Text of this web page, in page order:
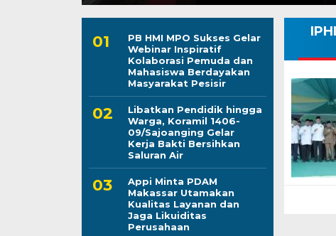
PB HMI MPO Sukses Gelar
Webinar Inspiratif
Kolaborasi Pemuda dan
Mahasiswa Berdayakan
Masyarakat Pesisir
Libatkan Pendidik hingga
Warga, Koramil 1406-
09/Sajoanging Gelar
Kerja Bakti Bersihkan
Saluran Air
Appi Minta PDAM
Makassar Utamakan
Kualitas Layanan dan
Jaga Likuiditas
Perusahaan